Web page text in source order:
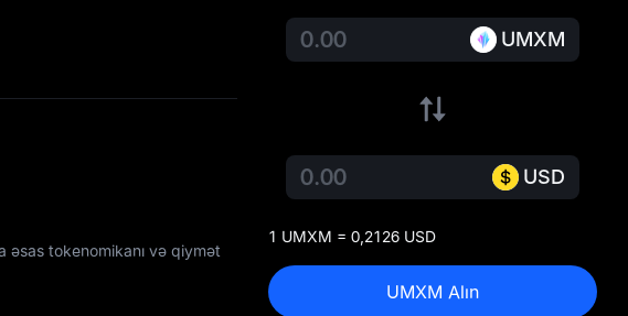
tokenomikanı və qiymət
UMXM
USD
1 UMXM = 0,2126 USD
UMXM Alın